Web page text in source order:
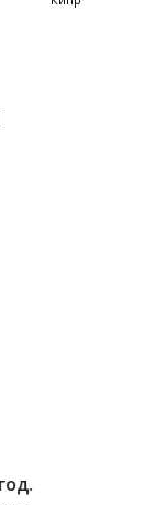
Скидка до